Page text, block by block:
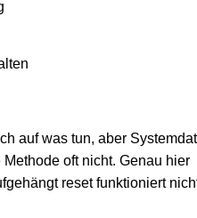
auf was tun, aber
oft nicht. Genau hier
reset funktioniert